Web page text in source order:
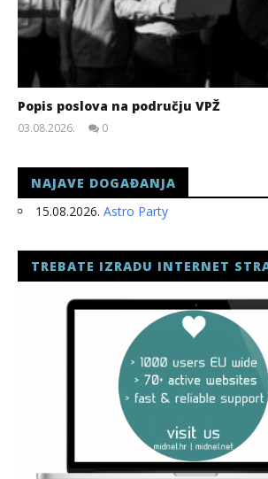
Popis poslova na području VPŽ
03.08.2026.
0
NAJAVE DOGAĐANJA
15.08.2026. Astro Party
TREBATE IZRADU INTERNET